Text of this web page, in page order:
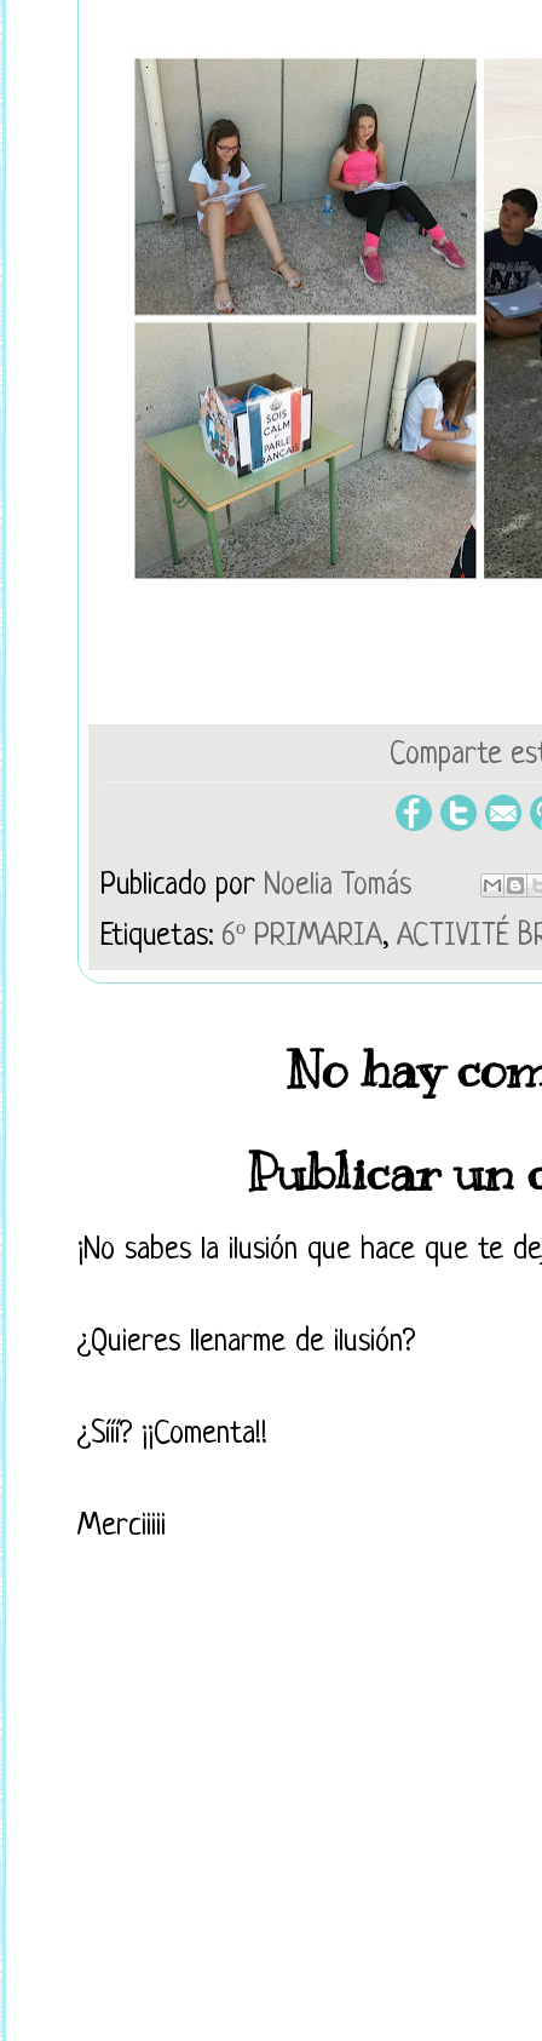
Comparte
Publicado por Noelia Tomás
Etiquetas: 6º PRIMARIA, ACTIVITÉ
No hay
Publicar un
¡No sabes la ilusión que hace que te
¿Quieres llenarme de ilusión?
¿Sííí? ¡¡Comenta!!
Merciiiii